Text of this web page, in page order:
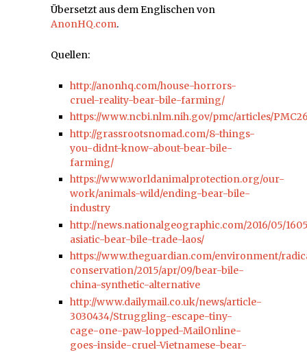
Übersetzt aus dem Englischen von
AnonHQ.com.
Quellen:
http://anonhq.com/house-horrors-
cruel-reality-bear-bile-farming/
https://www.ncbi.nlm.nih.gov/pmc/articles/
http://grassrootsnomad.com/8-things-
you-didnt-know-about-bear-bile-
farming/
https://www.worldanimalprotection.org/our-
work/animals-wild/ending-bear-bile-
industry
http://news.nationalgeographic.com/2016/05/
asiatic-bear-bile-trade-laos/
https://www.theguardian.com/environment/
conservation/2015/apr/09/bear-bile-
china-synthetic-alternative
http://www.dailymail.co.uk/news/article-
3030434/Struggling-escape-tiny-
cage-one-paw-lopped-MailOnline-
goes-inside-cruel-Vietnamese-bear-